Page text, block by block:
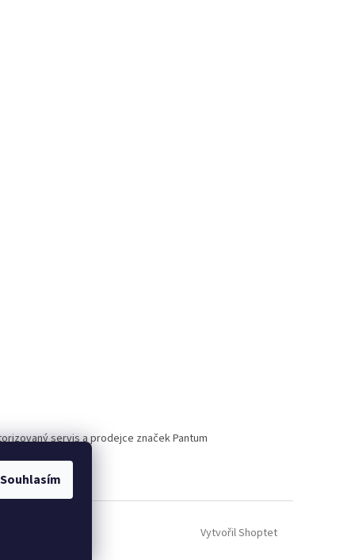
Souhlasím
servis a prodejce značek Pantum
Vytvořil Shoptet